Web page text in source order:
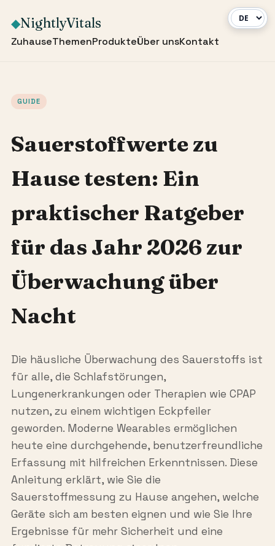
◆NightlyVitals
ZuhauseThemenProdukteÜber unsKontakt
GUIDE
Sauerstoffwerte zu
Hause testen: Ein
praktischer Ratgeber
für das Jahr 2026 zur
Überwachung über
Nacht
Die häusliche Überwachung des Sauerstoffs ist
für alle, die Schlafstörungen,
Lungenerkrankungen oder Therapien wie CPAP
nutzen, zu einem wichtigen Eckpfeiler
geworden. Moderne Wearables ermöglichen
heute eine durchgehende, benutzerfreundliche
Erfassung mit hilfreichen Erkenntnissen. Diese
Anleitung erklärt, wie Sie die
Sauerstoffmessung zu Hause angehen, welche
Geräte sich am besten eignen und wie Sie Ihre
Ergebnisse für mehr Sicherheit und eine